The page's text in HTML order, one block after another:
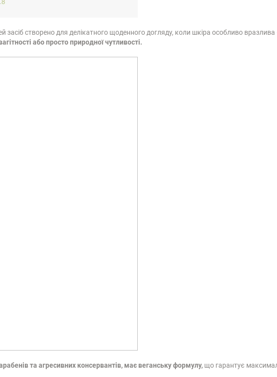
засіб створено для делікатного щоденного догляду, коли шкіра особливо
або просто природної чутливості.
та агресивних консервантів, має веганську формулу, що гарантує